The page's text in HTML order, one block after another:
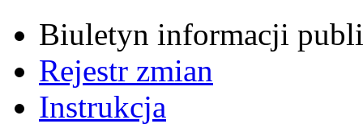
Biuletyn informacji
Rejestr zmian
Instrukcja